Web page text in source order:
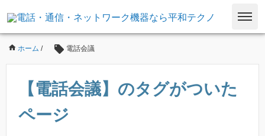
ホーム / 電話会議
【電話会議】のタグがついた
ページ